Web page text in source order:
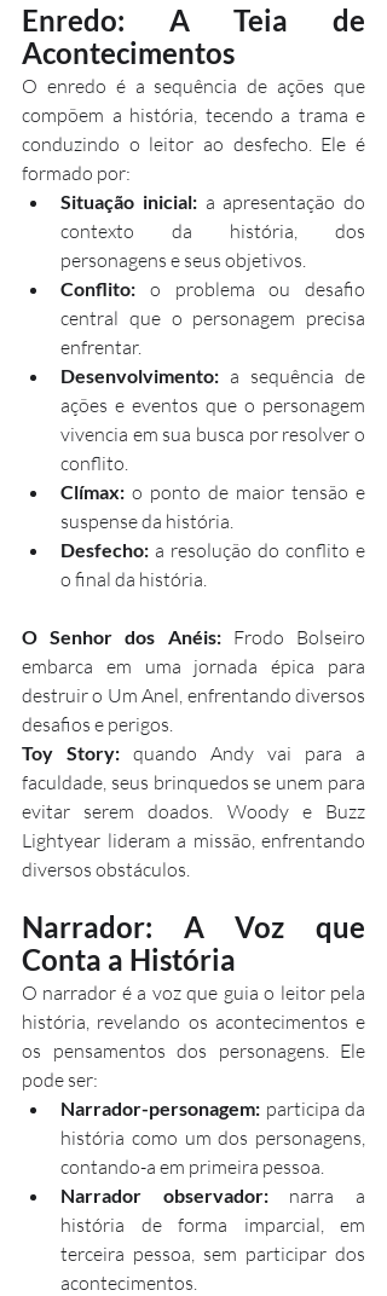
Enredo: A Teia de
Acontecimentos
O enredo é a sequência de ações que
compõem a história, tecendo a trama e
conduzindo o leitor ao desfecho. Ele é
formado por:
Situação inicial: a apresentação do
contexto da história, dos
personagens e seus objetivos.
Conflito: o problema ou desafio
central que o personagem precisa
enfrentar.
Desenvolvimento: a sequência de
ações e eventos que o personagem
vivencia em sua busca por resolver o
conflito.
Clímax: o ponto de maior tensão e
suspense da história.
Desfecho: a resolução do conflito e
o final da história.
O Senhor dos Anéis: Frodo Bolseiro
embarca em uma jornada épica para
destruir o Um Anel, enfrentando diversos
desafios e perigos.
Toy Story: quando Andy vai para a
faculdade, seus brinquedos se unem para
evitar serem doados. Woody e Buzz
Lightyear lideram a missão, enfrentando
diversos obstáculos.
Narrador: A Voz que
Conta a História
O narrador é a voz que guia o leitor pela
história, revelando os acontecimentos e
os pensamentos dos personagens. Ele
pode ser:
Narrador-personagem: participa da
história como um dos personagens,
contando-a em primeira pessoa.
Narrador observador: narra a
história de forma imparcial, em
terceira pessoa, sem participar dos
acontecimentos.